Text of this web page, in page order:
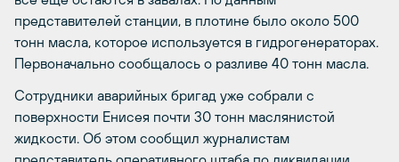
представителей станции, в плотине было около 500
тонн масла, которое используется в гидрогенераторах.
Первоначально сообщалось о разливе 40 тонн масла.
Сотрудники аварийных бригад уже собрали с
поверхности Енисея почти 30 тонн маслянистой
жидкости. Об этом сообщил журналистам